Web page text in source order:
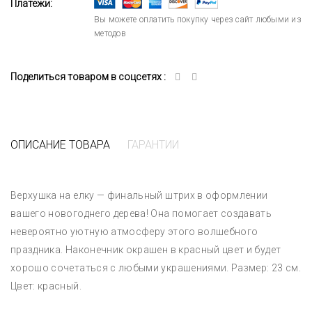
Платежи:
Вы можете оплатить покупку через сайт любыми из
методов
Поделиться товаром в соцсетях :
ОПИСАНИЕ ТОВАРА ГАРАНТИИ
Верхушка на елку — финальный штрих в оформлении
вашего новогоднего дерева! Она помогает создавать
невероятно уютную атмосферу этого волшебного
праздника. Наконечник окрашен в красный цвет и будет
хорошо сочетаться с любыми украшениями. Размер: 23 см.
Цвет: красный.